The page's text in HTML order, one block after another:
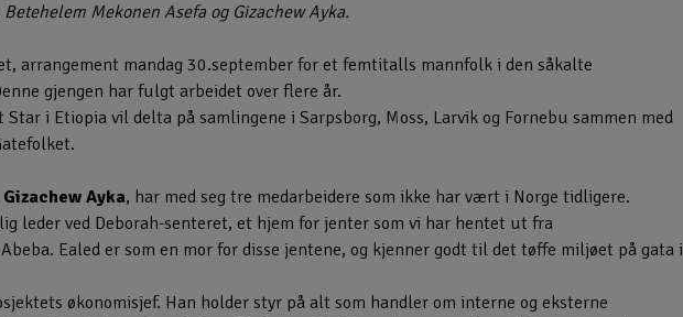
Mekonen Asefa og Gizachew Ayka.
arrangement mandag 30.september for et femtitalls mannfolk i den såkalte
gjengen har fulgt arbeidet over flere år.
Star i Etiopia vil delta på samlingene i Sarpsborg, Moss, Larvik og Fornebu sammen med
Gizachew Ayka, har med seg tre medarbeidere som ikke har vært i Norge tidligere.
leder ved Deborah-senteret, et hjem for jenter som vi har hentet ut fra
Ealed er som en mor for disse jentene, og kjenner godt til det tøffe miljøet på gata i
økonomisjef. Han holder styr på alt som handler om interne og eksterne